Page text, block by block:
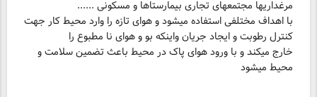
با اهداف مختلفی استفاده میشود و هوای تازه را وارد محیط کار جهت
خارج میکند و با ورود هوای پاک در محیط باعث تضمین سلامت و
محیط میشود